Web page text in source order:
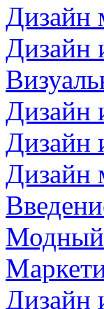
Дизайн
Дизайн
Дизайн
Дизайн
Дизайн
Дизайн